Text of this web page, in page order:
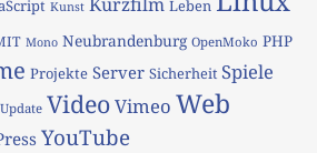
Kunst Leben
Mono Neubrandenburg OpenMoko PHP
Projekte Server Sicherheit Spiele
Update VideoVimeo Web
YouTube